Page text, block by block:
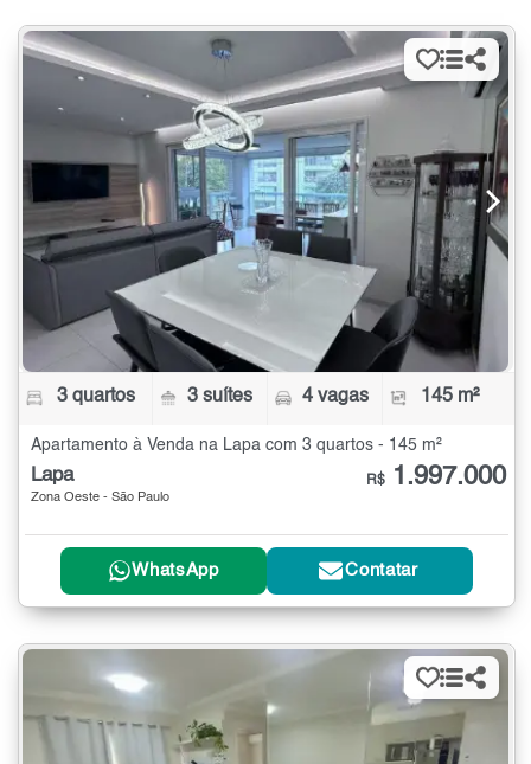
3 quartos 3 suítes 4 vagas 145 m²
Apartamento à Venda na Lapa com 3 quartos - 145 m²
Lapa
Zona Oeste - São Paulo
R$ 1.997.000
WhatsApp Contatar